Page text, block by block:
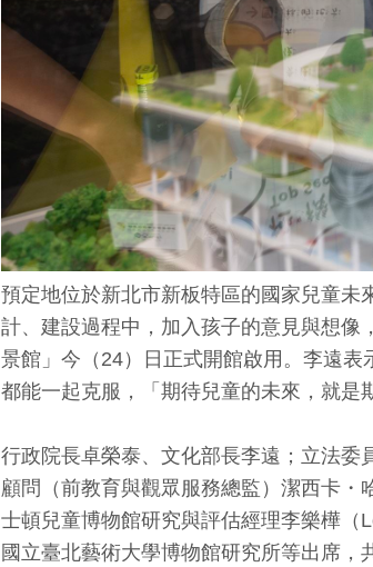
預定地位於新北市新板特區的國家兒童未
計、建設過程中，加入孩子的意見與想
景館」今（24）日正式開館啟用。李遠表
都能一起克服，「期待兒童的未來，就是
行政院長卓榮泰、文化部長李遠；立法
顧問（前教育與觀眾服務總監）潔西卡
士頓兒童博物館研究與評估經理李樂樺（
國立臺北藝術大學博物館研究所等出席，